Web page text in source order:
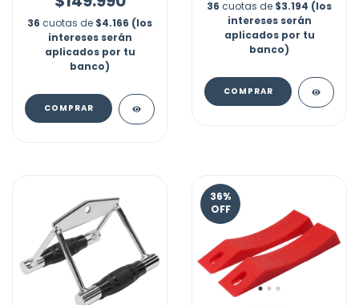
36 cuotas de $4.166 (los
intereses serán
aplicados por tu
banco)
COMPRAR
36 cuotas de $3.194 (los
intereses serán
aplicados por tu
banco)
COMPRAR
36%
OFF